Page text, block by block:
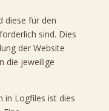
diese für den
sind. Dies
der Website
die jeweilige
in Logfiles ist dies